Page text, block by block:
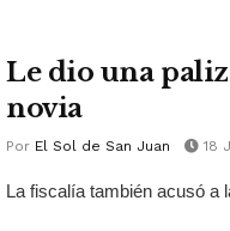
Le dio una
novia
Por El Sol de San Juan 18
La fiscalía también acusó a